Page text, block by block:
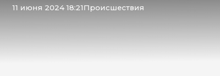
11 июня 2024 18:21Происшествия